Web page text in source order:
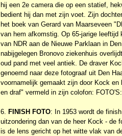
hij een 2e camera die op een statief,
bedient hij dan met zijn voet. Zijn
het boek van Gerard van Maarseveen
van hem afkomstig. Op 65-jarige
van NDR aan de Nieuwe Parklaan in
nabijgelegen Bronovo ziekenhuis
oud pand met veel antiek. De draver
genoemd naar deze fotograaf uit Den
voornamelijk gemaakt zijn door Kock
en draf" vermeld in zijn colofon:
6. FINISH FOTO: In 1953 wordt de
uitzondering dan van de heer Kock - de
is de lens gericht op het witte vlak van